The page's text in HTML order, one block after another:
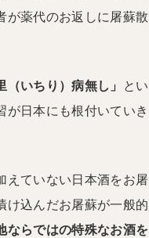
が薬代のお返しに屠蘇散
いちり）病無し」
とい
が日本にも根付いていき
えていない日本酒をお屠
け込んだお屠蘇が一般的
ならではの特殊なお酒を